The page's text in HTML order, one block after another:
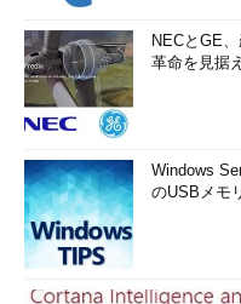
NECとGE
革命を見据え
Windows
のUSBメモ